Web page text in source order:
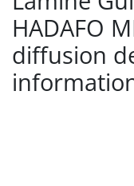
HADAFO
diffusion